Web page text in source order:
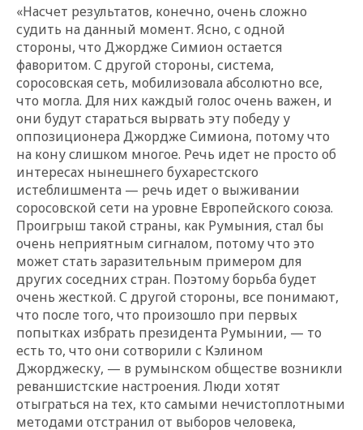
«Насчет результатов, конечно, очень сложно
судить на данный момент. Ясно, с одной
стороны, что Джордже Симион остается
фаворитом. С другой стороны, система,
соросовская сеть, мобилизовала абсолютно все,
что могла. Для них каждый голос очень важен, и
они будут стараться вырвать эту победу у
оппозиционера Джордже Симиона, потому что
на кону слишком многое. Речь идет не просто об
интересах нынешнего бухарестского
истеблишмента — речь идет о выживании
соросовской сети на уровне Европейского союза.
Проигрыш такой страны, как Румыния, стал бы
очень неприятным сигналом, потому что это
может стать заразительным примером для
других соседних стран. Поэтому борьба будет
очень жесткой. С другой стороны, все понимают,
что после того, что произошло при первых
попытках избрать президента Румынии, — то
есть то, что они сотворили с Кэлином
Джорджеску, — в румынском обществе возникли
реваншистские настроения. Люди хотят
отыграться на тех, кто самыми нечистоплотными
методами отстранил от выборов человека,